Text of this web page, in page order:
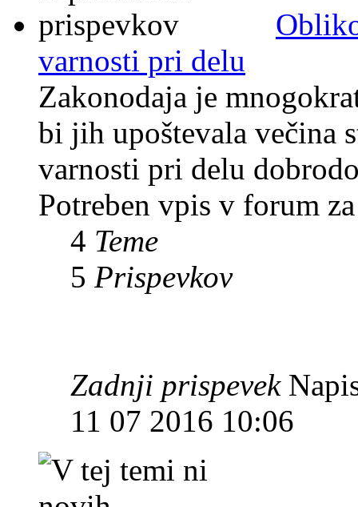
varnosti pri delu
Zakonodaja je
bi jih upoštevala večina
varnosti pri delu
Potreben vpis v forum
4 Teme
5 Prispevkov
Zadnji prispevek
11 07 2016 10:06